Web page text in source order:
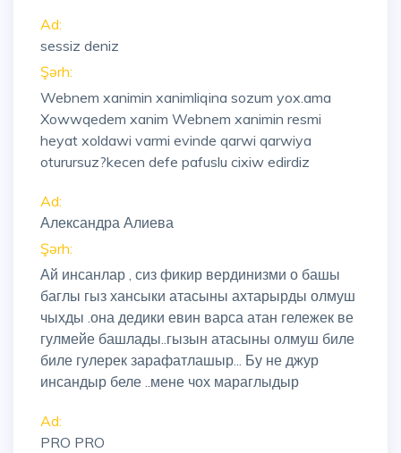
Ad:
sessiz deniz
Şərh:
Webnem xanimin xanimliqina sozum yox.ama
Xowwqedem xanim Webnem xanimin resmi
heyat xoldawi varmi evinde qarwi qarwiya
oturursuz?kecen defe pafuslu cixiw edirdiz
Ad:
Александра Алиева
Şərh:
Ай инсанлар , сиз фикир вердинизми о башы
баглы гыз хансыки атасыны ахтарырды олмуш
чыхды .она дедики евин варса атан гележек ве
гулмейе башлады..гызын атасыны олмуш биле
биле гулерек зарафатлашыр... Бу не джур
инсандыр беле ..мене чох мараглыдыр
Ad:
PRO PRO